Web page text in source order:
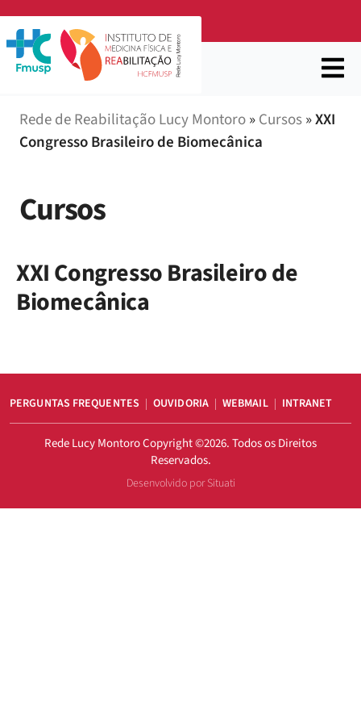
Rede de Reabilitação Lucy Montoro»Cursos»XXI
Congresso Brasileiro de Biomecânica
Cursos
XXI Congresso Brasileiro de
Biomecânica
PERGUNTAS FREQUENTES OUVIDORIA WEBMAIL INTRANET
Rede Lucy Montoro Copyright ©2026. Todos os Direitos
Reservados.
Desenvolvido por Situati